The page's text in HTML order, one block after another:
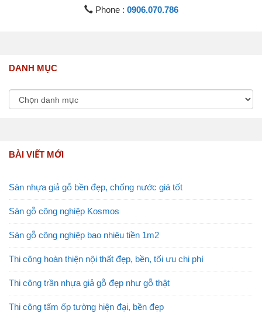
Phone : 0906.070.786
DANH MỤC
BÀI VIẾT MỚI
Sàn nhựa giả gỗ bền đẹp, chống nước giá tốt
Sàn gỗ công nghiệp Kosmos
Sàn gỗ công nghiệp bao nhiêu tiền 1m2
Thi công hoàn thiện nội thất đẹp, bền, tối ưu chi phí
Thi công trần nhựa giả gỗ đẹp như gỗ thật
Thi công tấm ốp tường hiện đại, bền đẹp